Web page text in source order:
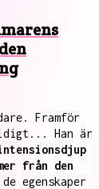
Framför
Han är
från den
egenskaper